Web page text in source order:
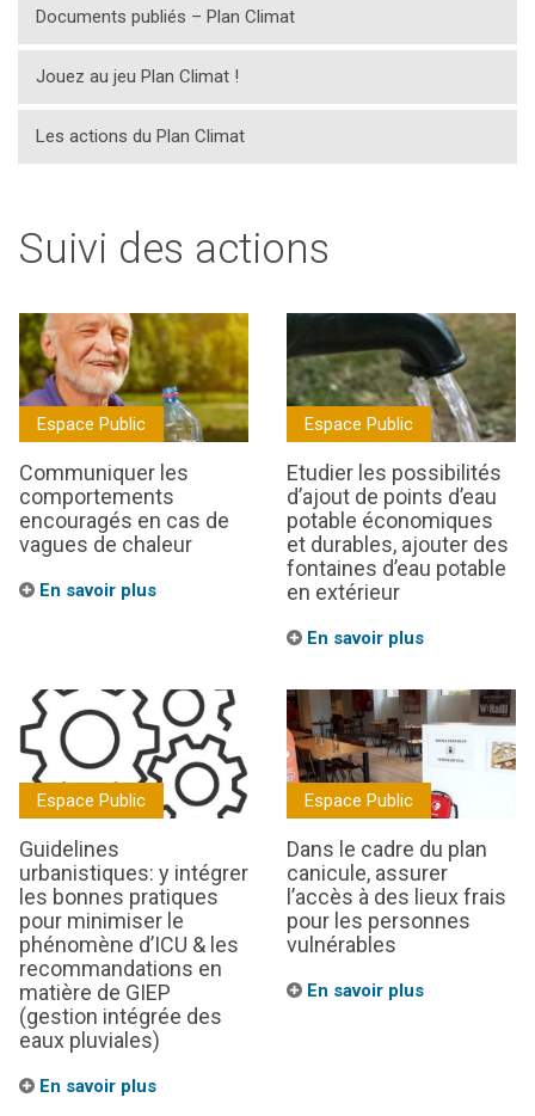
Suivi des actions
Espace Public
Communiquer les
comportements
encouragés en cas de
vagues de chaleur
En savoir plus
Espace Public
Etudier les possibilités
d’ajout de points d’eau
potable économiques
et durables, ajouter des
fontaines d’eau potable
en extérieur
En savoir plus
Espace Public
Guidelines
urbanistiques: y intégrer
les bonnes pratiques
pour minimiser le
phénomène d’ICU & les
recommandations en
matière de GIEP
(gestion intégrée des
eaux pluviales)
En savoir plus
Espace Public
Dans le cadre du plan
canicule, assurer
l’accès à des lieux frais
pour les personnes
vulnérables
En savoir plus
Documents publiés – Plan Climat
Jouez au jeu Plan Climat !
Les actions du Plan Climat